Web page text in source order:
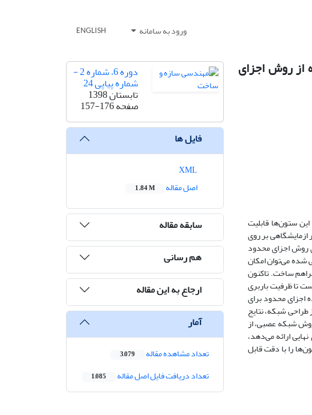
ورود به سامانه ENGLISH
از روش اجزای
ستون‌ها قابلیت
بر روی
روش اجزای محدود
می‌توان امکان
ساخت. تاکنون
تا ظرفیت باربری
محدود برای
طراحی شبکه، نتایج
روش شبکه‌ عصبی، از
ارائه می‌دهد،
را با دقت قابل
دوره 6، شماره 2 -
شماره پیاپی 24
تابستان 1398
صفحه157-176
فایل ها
اصل مقاله
1.84 M
سابقه مقاله
هم رسانی
ارجاع به این مقاله
آمار
تعداد مشاهده مقاله 3,079
تعداد دریافت فایل اصل مقاله 1,085